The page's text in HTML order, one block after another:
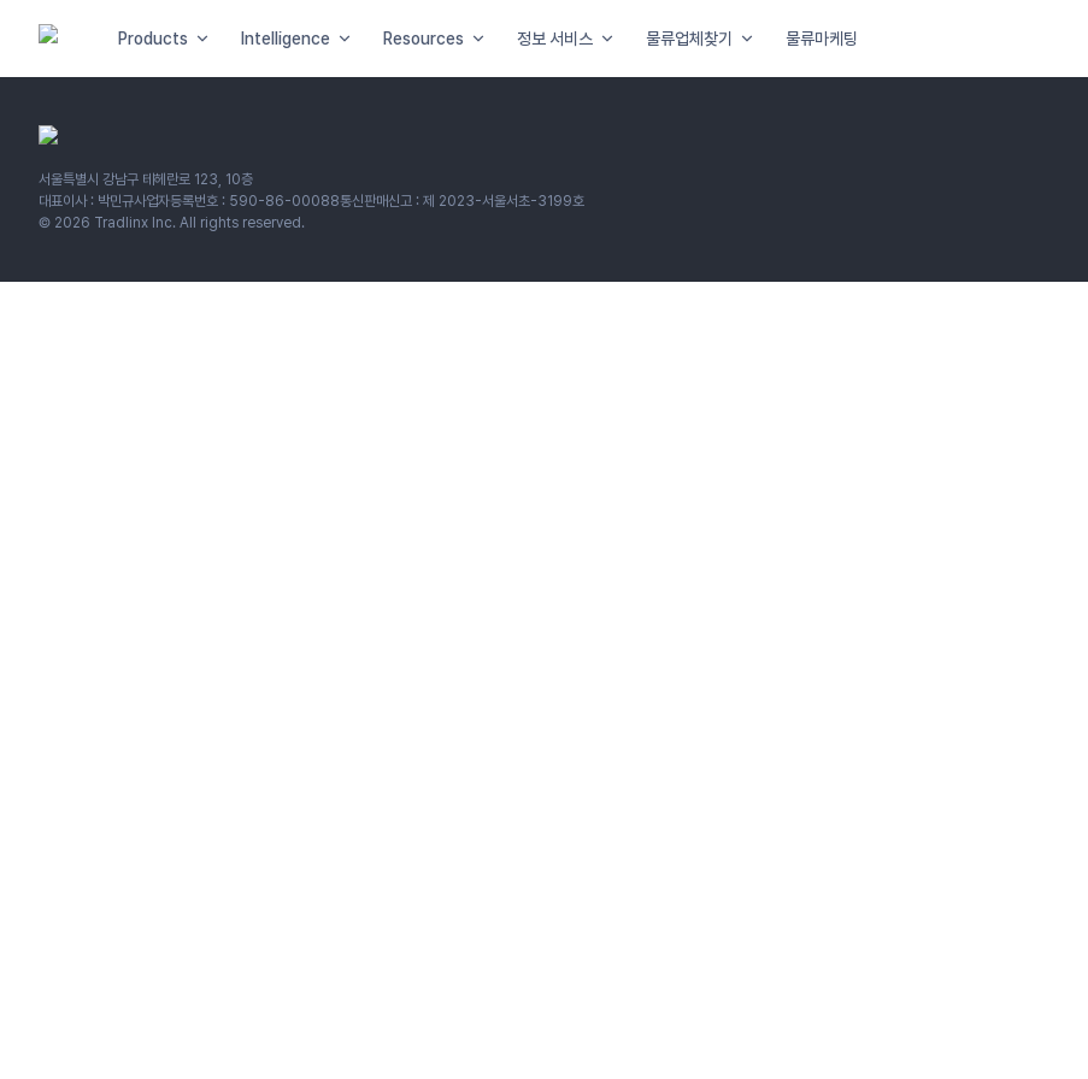
Products Intelligence Resources 정보 서비스 물류업체찾기 물류마케팅
서울특별시 강남구 테헤란로 123, 10층
대표이사 : 박민규사업자등록번호 : 590-86-00088통신판매신고 : 제 2023-서울서초-3199호
© 2026 Tradlinx Inc. All rights reserved.